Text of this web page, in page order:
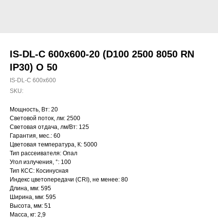
IS-DL-C 600x600-20 (D100 2500 8050 RN
IP30) O 50
IS-DL-C 600x600
SKU:
Мощность, Вт: 20
Световой поток, лм: 2500
Световая отдача, лм/Вт: 125
Гарантия, мес.: 60
Цветовая температура, К: 5000
Тип рассеивателя: Опал
Угол излучения, °: 100
Тип КСС: Косинусная
Индекс цветопередачи (CRI), не менее: 80
Длина, мм: 595
Ширина, мм: 595
Высота, мм: 51
Масса, кг: 2,9